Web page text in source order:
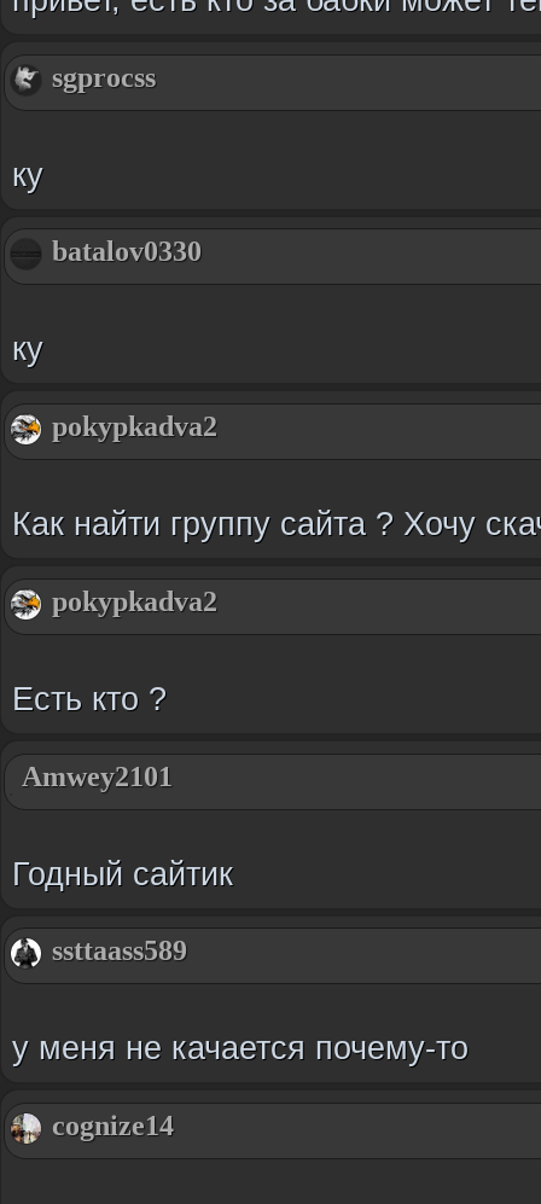
sgprocss
ку
batalov0330
ку
pokypkadva2
Как найти группу сайта ? Хочу
pokypkadva2
Есть кто ?
Amwey2101
Годный сайтик
ssttaass589
у меня не качается почему-то
cognize14